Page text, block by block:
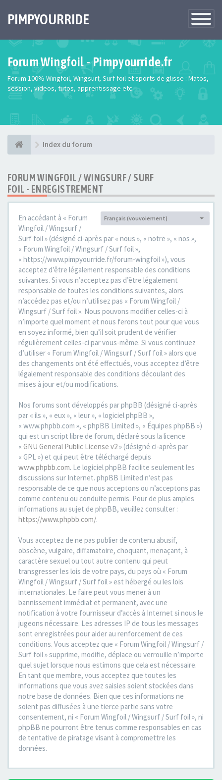
Toggle
PIMPYOURRIDE
Forum Wingfoil - Pimpyourride.fr
Forum 100% Wingfoil, Wingsurf, Surf foil et sports de glisse : Matos,
session, videos, tutos, apprentissage etc
Index du forum
FORUM WINGFOIL / WINGSURF / SURF
FOIL - ENREGISTREMENT
Langue :
Français (vouvoiement)
En accédant à « Forum
Wingfoil / Wingsurf /
Surf foil » (désigné ci-après par « nous », « notre », « nos »,
« Forum Wingfoil / Wingsurf / Surf foil »,
« https://www.pimpyourride.fr/forum-wingfoil »), vous
acceptez d’être légalement responsable des conditions
suivantes. Si vous n’acceptez pas d’être légalement
responsable de toutes les conditions suivantes, alors
n’accédez pas et/ou n’utilisez pas « Forum Wingfoil /
Wingsurf / Surf foil ». Nous pouvons modifier celles-ci à
n’importe quel moment et nous ferons tout pour que vous
en soyez informé, bien qu’il soit prudent de vérifier
régulièrement celles-ci par vous-même. Si vous continuez
d’utiliser « Forum Wingfoil / Wingsurf / Surf foil » alors que
des changements ont été effectués, vous acceptez d’être
légalement responsable des conditions découlant des
mises à jour et/ou modifications.
Nos forums sont développés par phpBB (désigné ci-après
par « ils », « eux », « leur », « logiciel phpBB »,
« www.phpbb.com », « phpBB Limited », « Équipes phpBB »)
qui est un script libre de forum, déclaré sous la licence
« GNU General Public License v2» (désigné ci-après par
« GPL ») et qui peut être téléchargé depuis
www.phpbb.com. Le logiciel phpBB facilite seulement les
discussions sur Internet. phpBB Limited n’est pas
responsable de ce que nous acceptons ou n’acceptons pas
comme contenu ou conduite permis. Pour de plus amples
informations au sujet de phpBB, veuillez consulter :
https://www.phpbb.com/.
Vous acceptez de ne pas publier de contenu abusif,
obscène, vulgaire, diffamatoire, choquant, menaçant, à
caractère sexuel ou tout autre contenu qui peut
transgresser les lois de votre pays, du pays où « Forum
Wingfoil / Wingsurf / Surf foil » est hébergé ou les lois
internationales. Le faire peut vous mener à un
bannissement immédiat et permanent, avec une
notification à votre fournisseur d’accès à Internet si nous le
jugeons nécessaire. Les adresses IP de tous les messages
sont enregistrées pour aider au renforcement de ces
conditions. Vous acceptez que « Forum Wingfoil / Wingsurf /
Surf foil » supprime, modifie, déplace ou verrouille n’importe
quel sujet lorsque nous estimons que cela est nécessaire.
En tant que membre, vous acceptez que toutes les
informations que vous avez saisies soient stockées dans
notre base de données. Bien que ces informations ne
soient pas diffusées à une tierce partie sans votre
consentement, ni « Forum Wingfoil / Wingsurf / Surf foil », ni
phpBB ne pourront être tenus comme responsables en cas
de tentative de piratage visant à compromettre les
données.